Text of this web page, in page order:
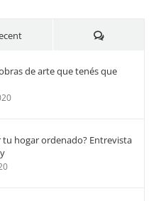
Comments
de arte que tenés que
hogar ordenado? Entrevista